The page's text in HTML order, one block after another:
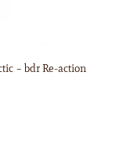
– bdr Re-action